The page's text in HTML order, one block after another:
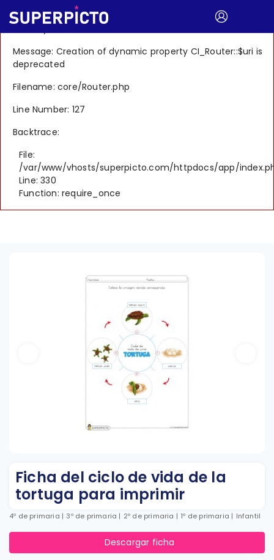
A PHP Error was encountered
Message: Creation of dynamic property CI_Router::$uri is
deprecated
Filename: core/Router.php
Line Number: 127
Backtrace:
File:
/var/www/vhosts/superpicto.com/httpdocs/app/
Line: 330
Function: require_once
Ficha del ciclo de vida de la
tortuga para imprimir
4º de primaria | 3º de primaria | 2º de primaria | 1º de primaria | Infantil
Descargar ficha